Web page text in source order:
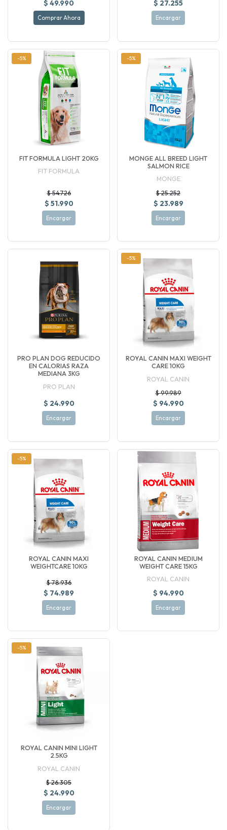
$ 49.990
Comprar Ahora
$ 27.255
Encargar
-5%
FIT FORMULA LIGHT 20KG
FIT FORMULA
$ 54.726
$ 51.990
Encargar
-5%
MONGE ALL BREED LIGHT
SALMON RICE
MONGE
$ 25.252
$ 23.989
Encargar
PRO PLAN DOG REDUCIDO
EN CALORIAS RAZA
MEDIANA 3KG
PRO PLAN
$ 24.990
Encargar
-5%
ROYAL CANIN MAXI WEIGHT
CARE 10KG
ROYAL CANIN
$ 99.989
$ 94.990
Encargar
-5%
ROYAL CANIN MAXI
WEIGHTCARE 10KG
$ 78.936
$ 74.989
Encargar
ROYAL CANIN MEDIUM
WEIGHT CARE 15KG
ROYAL CANIN
$ 94.990
Encargar
-5%
ROYAL CANIN MINI LIGHT
2.5KG
ROYAL CANIN
$ 26.305
$ 24.990
Encargar